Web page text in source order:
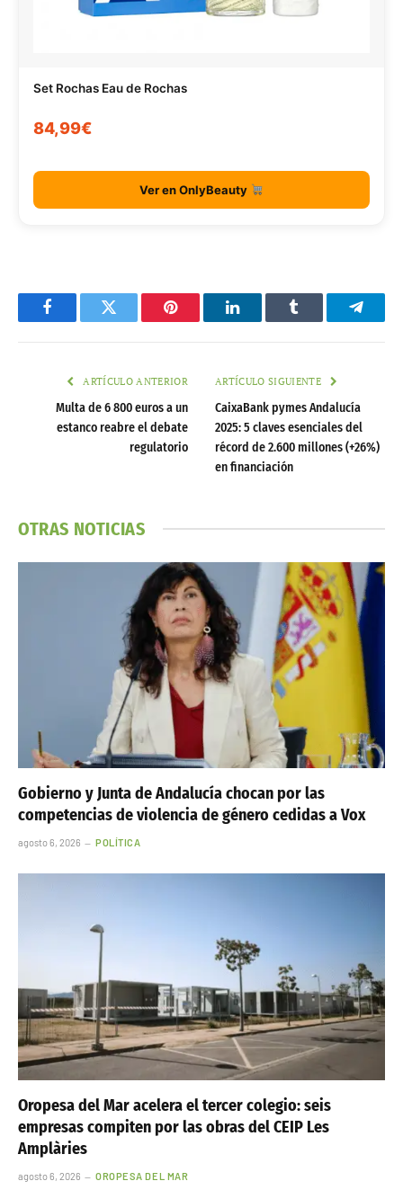
Set Rochas Eau de Rochas
84,99€
Ver en OnlyBeauty
FacebookTwitter Pinterest LinkedInTumblr
ARTÍCULO ANTERIOR
Multa de 6 800 euros a un
estanco reabre el debate
regulatorio
ARTÍCULO SIGUIENTE
CaixaBank pymes Andalucía
2025: 5 claves esenciales del
récord de 2.600 millones (+26%)
en financiación
OTRAS NOTICIAS
Gobierno y Junta de Andalucía chocan por las
competencias de violencia de género cedidas a Vox
agosto 6, 2026 POLÍTICA
Oropesa del Mar acelera el tercer colegio: seis
empresas compiten por las obras del CEIP Les
Amplàries
agosto 6, 2026 OROPESA DEL MAR